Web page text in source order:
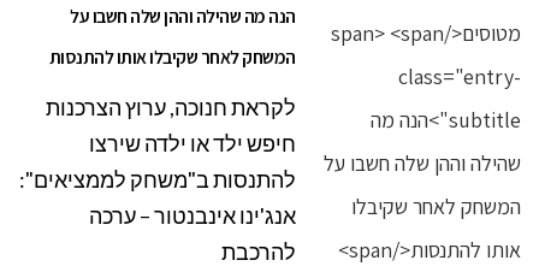
הנה מה שהילה וההן שלה חשבו על
המשחק לאחר שקיבלו אותו להתנסות
לקראת חנוכה, ערוץ הצרכנות
חיפש ילד או ילדה שירצו
להתנסות ב"משחק לממציאים":
אנג'ינו אינבנטור – ערכה
להרכבת